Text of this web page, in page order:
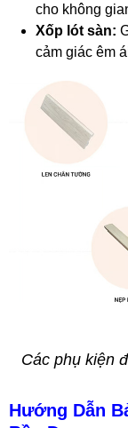
cho không
Xốp lót sàn:
cảm giác êm
Các phụ kiện
Hướng Dẫn